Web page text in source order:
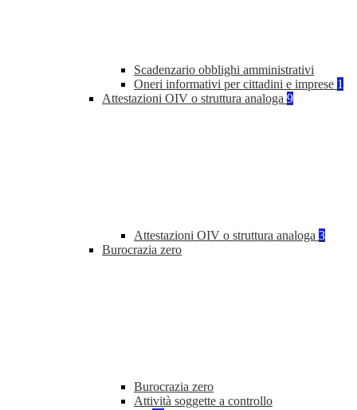
Scadenzario obblighi amministrativi
Oneri informativi per cittadini e imprese 1
Attestazioni OIV o struttura analoga 9
Attestazioni OIV o struttura analoga 3
Burocrazia zero
Burocrazia zero
Attività soggette a controllo